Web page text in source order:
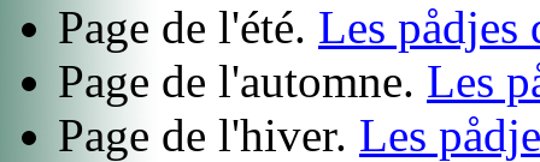
Page de l'été. Les pådjes
Page de l'automne. Les
Page de l'hiver. Les